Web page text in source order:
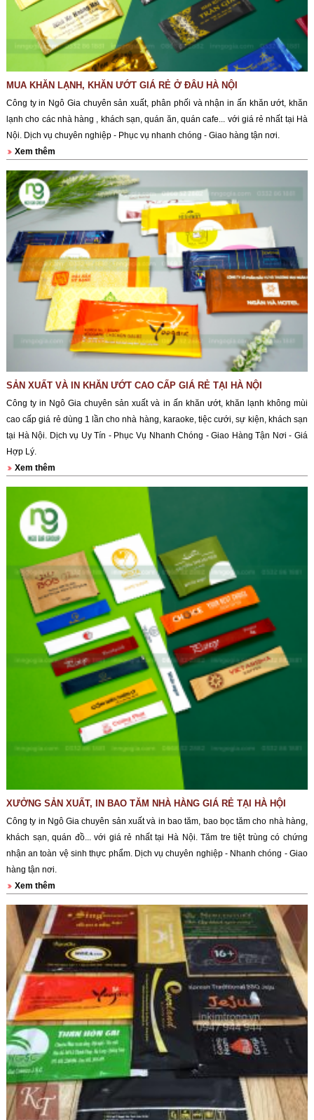
MUA KHĂN LẠNH, KHĂN ƯỚT GIÁ RẺ Ở ĐÂU HÀ NỘI
Công ty in Ngô Gia chuyên sản xuất, phân phối và nhận in ấn khăn ướt, khăn
lạnh cho các nhà hàng , khách sạn, quán ăn, quán cafe... với giá rẻ nhất tại Hà
Nội. Dịch vụ chuyên nghiệp - Phục vụ nhanh chóng - Giao hàng tận nơi.
Xem thêm
SẢN XUẤT VÀ IN KHĂN ƯỚT CAO CẤP GIÁ RẺ TẠI HÀ NỘI
Công ty in Ngô Gia chuyên sản xuất và in ấn khăn ướt, khăn lạnh không mùi
cao cấp giá rẻ dùng 1 lần cho nhà hàng, karaoke, tiệc cưới, sự kiện, khách sạn
tại Hà Nội. Dịch vụ Uy Tín - Phục Vụ Nhanh Chóng - Giao Hàng Tận Nơi - Giá
Hợp Lý.
Xem thêm
XƯỞNG SẢN XUẤT, IN BAO TĂM NHÀ HÀNG GIÁ RẺ TẠI HÀ HỘI
Công ty in Ngô Gia chuyên sản xuất và in bao tăm, bao bọc tăm cho nhà hàng,
khách sạn, quán đồ... với giá rẻ nhất tại Hà Nội. Tăm tre tiệt trùng có chứng
nhận an toàn vệ sinh thực phẩm. Dịch vụ chuyên nghiệp - Nhanh chóng - Giao
hàng tận nơi.
Xem thêm